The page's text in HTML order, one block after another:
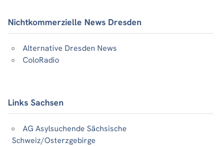
Nichtkommerzielle News Dresden
Alternative Dresden News
ColoRadio
Links Sachsen
AG Asylsuchende Sächsische
Schweiz/Osterzgebirge